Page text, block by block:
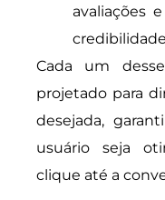
avaliações
Cada um
projetado para
desejada,
usuário seja
clique até a